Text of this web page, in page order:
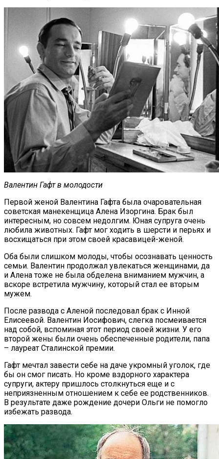
Валентин Гафт в молодости
Первой женой Валентина Гафта была очаровательная
советская манекенщица Алена Изоргина. Брак был
интересным, но совсем недолгим. Юная супруга очень
любила животных. Гафт мог ходить в шерсти и перьях и
восхищаться при этом своей красавицей-женой.
Оба были слишком молоды, чтобы осознавать ценность
семьи. Валентин продолжал увлекаться женщинами, да
и Алена тоже не была обделена вниманием мужчин, а
вскоре встретила мужчину, который стал ее вторым
мужем.
После развода с Аленой последовал брак с Инной
Елисеевой. Валентин Иосифович, слегка посмеивается
над собой, вспоминая этот период своей жизни. У его
второй жены были очень обеспеченные родители, папа
– лауреат Сталинской премии.
Гафт мечтал завести себе на даче укромный уголок, где
бы он смог писать. Но кроме вздорного характера
супруги, актеру пришлось столкнуться еще и с
неприязненным отношением к себе ее родственников.
В результате даже рождение дочери Ольги не помогло
избежать развода.